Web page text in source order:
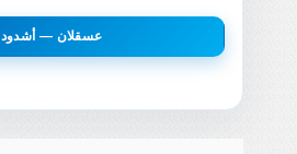
عسقلان — أشدود